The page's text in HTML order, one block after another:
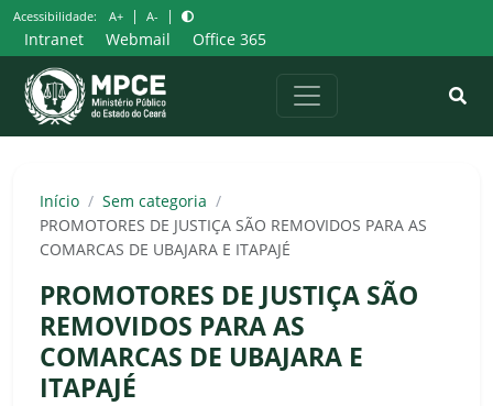
Pular
para
o
conteúdo
Acessibilidade: A+ | A- |
Intranet Webmail Office 365
Início / Sem categoria /
PROMOTORES DE JUSTIÇA SÃO REMOVIDOS PARA AS
COMARCAS DE UBAJARA E ITAPAJÉ
PROMOTORES DE JUSTIÇA SÃO
REMOVIDOS PARA AS
COMARCAS DE UBAJARA E
ITAPAJÉ